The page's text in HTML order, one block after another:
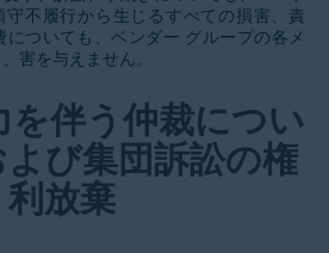
守不履行から生じるすべての損害、責
ついても、ベンダー グループの各メ
害を与えません。
を伴う仲裁につい
び集団訴訟の権
利放棄